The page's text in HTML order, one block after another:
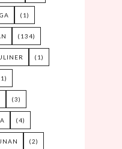
(1)
(134)
(1)
(3)
(4)
(2)